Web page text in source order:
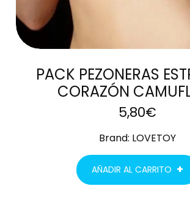
PACK PEZONERAS
CORAZÓN
5,80€
Brand: LOVETOY
AÑADIR AL CARRITO